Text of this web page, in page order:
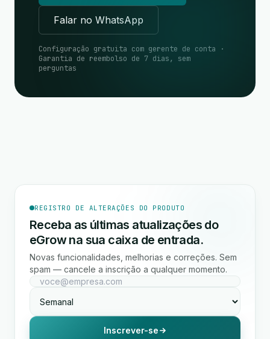
Falar no WhatsApp
Configuração gratuita com gerente de conta ·
Garantia de reembolso de 7 dias, sem
perguntas
REGISTRO DE ALTERAÇÕES DO PRODUTO
Receba as últimas atualizações do
eGrow na sua caixa de entrada.
Novas funcionalidades, melhorias e correções. Sem
spam — cancele a inscrição a qualquer momento.
Inscrever-se